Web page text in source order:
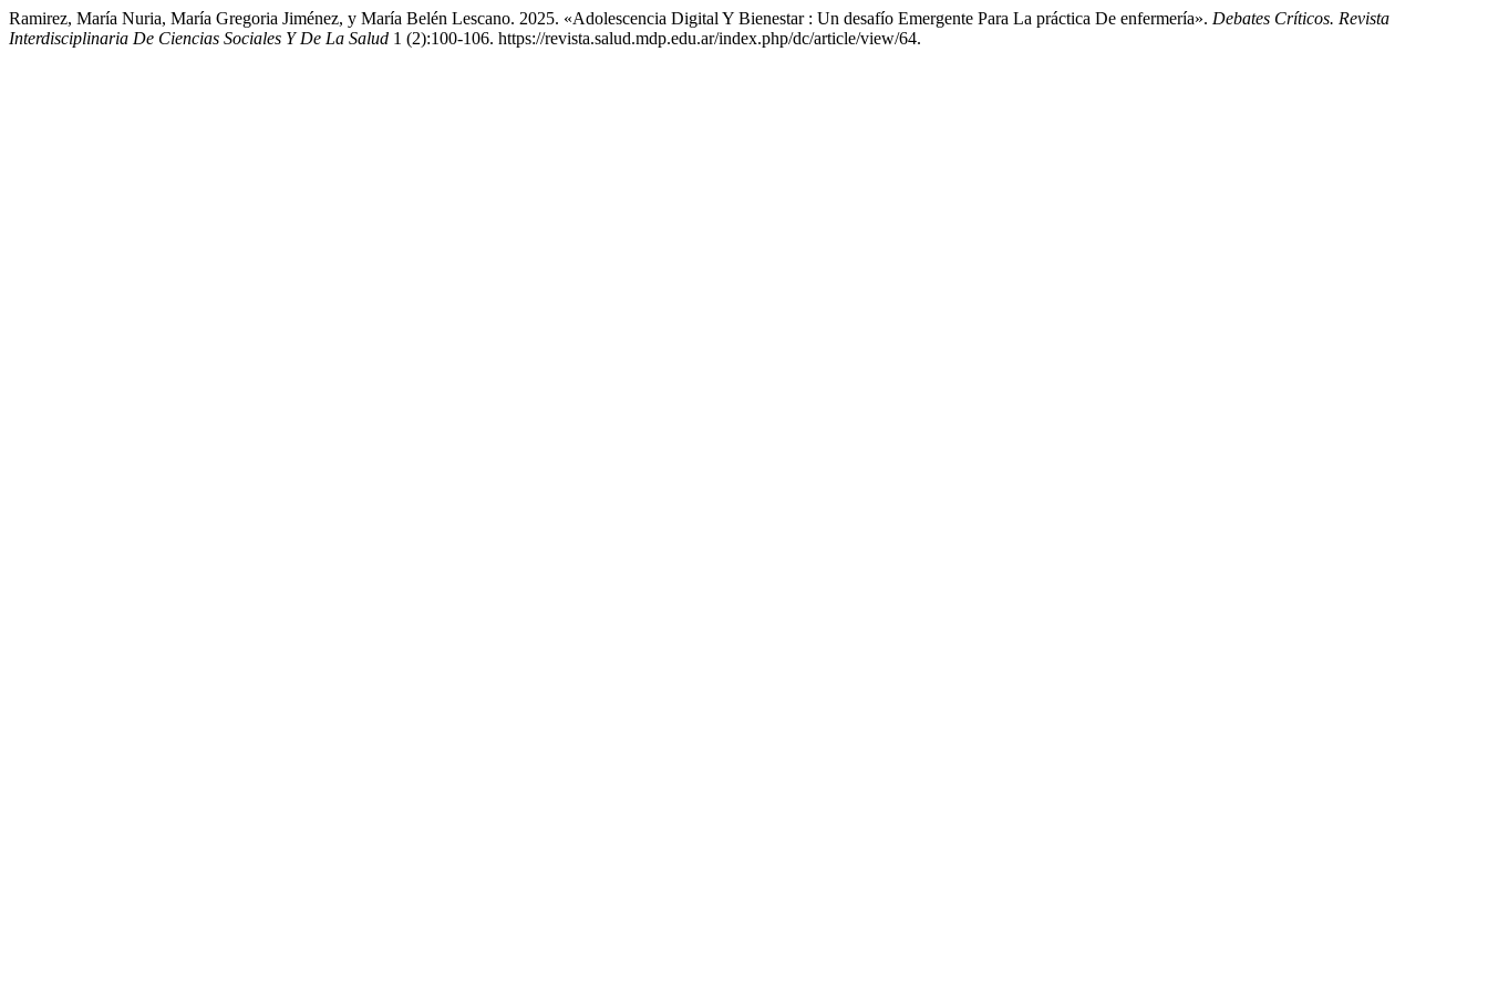
Ramirez, María Nuria, María Gregoria Jiménez, y María Belén Lescano. 2025. «Adolescencia Digital Y Bienestar : Un desafío Emergente Para La práctica De enfermería». Debates Críticos. Revista
Interdisciplinaria De Ciencias Sociales Y De La Salud 1 (2):100-106. https://revista.salud.mdp.edu.ar/index.php/dc/article/view/64.